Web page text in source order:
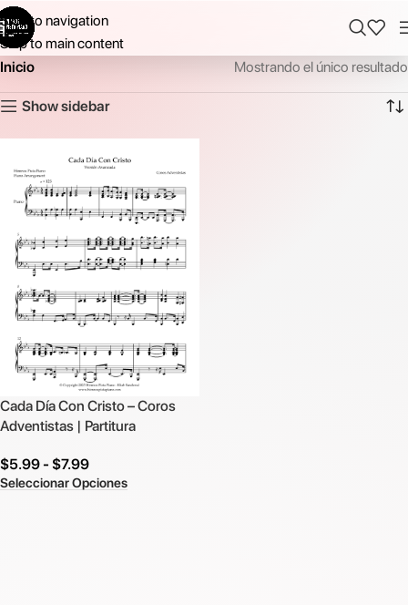
Skip to navigation
Skip to main content
Inicio
Mostrando el único resultado
Show sidebar
Cada Día Con Cristo – Coros
Adventistas | Partitura
$5.99 - $7.99
Seleccionar Opciones